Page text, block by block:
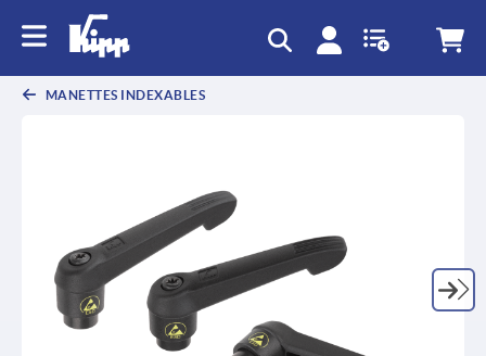
MANETTES INDEXABLES